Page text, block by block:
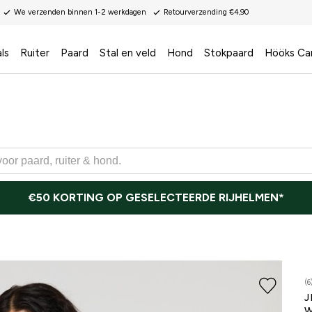
We verzenden binnen 1-2 werkdagen Retourverzending €4,90
Ruiter Paard Stal en veld Hond Stokpaard Hööks
€50 KORTING OP GESELECTEERDE RIJHELMEN*